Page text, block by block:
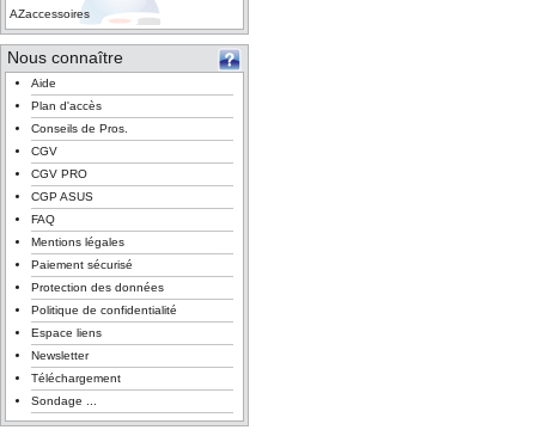
AZaccessoires
Nous connaître
Aide
Plan d'accès
Conseils de Pros.
CGV
CGV PRO
CGP ASUS
FAQ
Mentions légales
Paiement sécurisé
Protection des données
Politique de confidentialité
Espace liens
Newsletter
Téléchargement
Sondage ...